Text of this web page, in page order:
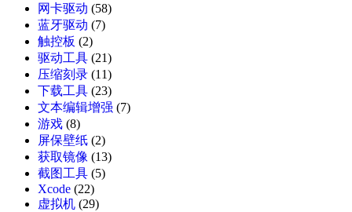
网卡驱动 (58)
蓝牙驱动 (7)
触控板 (2)
驱动工具 (21)
压缩刻录 (11)
下载工具 (23)
文本编辑增强 (7)
游戏 (8)
屏保壁纸 (2)
获取镜像 (13)
截图工具 (5)
Xcode (22)
虚拟机 (29)